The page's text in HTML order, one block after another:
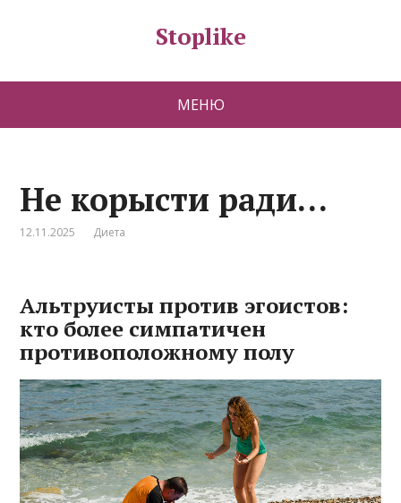
Stoplike
МЕНЮ
Не корысти ради…
12.11.2025 Диета
Альтруисты против эгоистов:
кто более симпатичен
противоположному полу